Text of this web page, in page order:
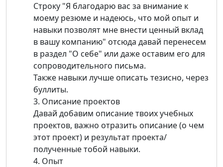
Строку "Я благодарю вас за внимание к
моему резюме и надеюсь, что мой опыт и
навыки позволят мне внести ценный вклад
в вашу компанию" отсюда давай перенесем
в раздел "О себе" или даже оставим его для
сопроводительного письма.
Также навыки лучше описать тезисно, через
буллиты.
3. Описание проектов
Давай добавим описание твоих учебных
проектов, важно отразить описание (о чем
этот проект) и результат проекта/
полученные тобой навыки.
4. Опыт